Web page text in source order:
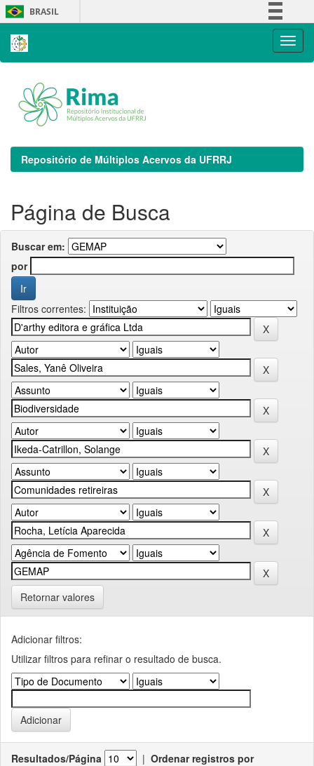
Skip
navigation
BRASIL
Repositório de Múltiplos Acervos da UFRRJ
Página de Busca
Buscar em:
por
Filtros correntes:
Retornar valores
Adicionar filtros:
Utilizar filtros para refinar o resultado de busca.
Resultados/Página | Ordenar registros por